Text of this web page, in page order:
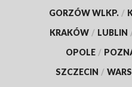
GORZÓW WLKP. /
KRAKÓW / LUBLIN
OPOLE /
SZCZECIN /